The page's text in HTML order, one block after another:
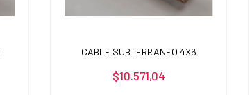
CABLE SUBTERRANEO 4X6
$10.571,04